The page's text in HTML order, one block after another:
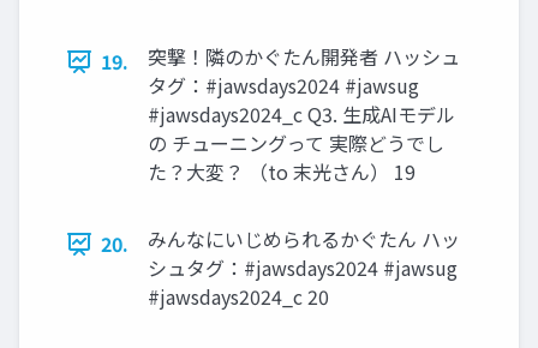
19.
突撃！隣のかぐたん開発者 ハッシュ
タグ：#jawsdays2024 #jawsug
#jawsdays2024_c Q3. 生成AIモデル
の チューニングって 実際どうでし
た？大変？ （to 末光さん） 19
20.
みんなにいじめられるかぐたん ハッ
シュタグ：#jawsdays2024 #jawsug
#jawsdays2024_c 20